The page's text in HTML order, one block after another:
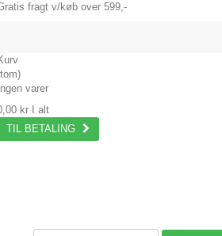
fragt v/køb over 599,-
varer
kr
I alt
TIL BETALING